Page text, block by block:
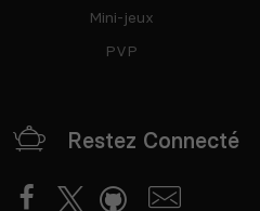
Mini-jeux
PVP
Restez Connecté